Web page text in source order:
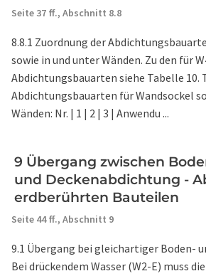
Seite 37 ff., Abschnitt 8.8
8.8.1 Zuordnung der
sowie in und unter Wänden. Zu den für
Abdichtungsbauarten siehe Tabelle 10.
Abdichtungsbauarten für Wandsockel
Wänden: Nr. | 1 | 2 | 3 | Anwendu ...
9 Übergang zwischen
und Deckenabdichtung -
erdberührten Bauteilen
Seite 44 ff., Abschnitt 9
9.1 Übergang bei gleichartiger Boden-
Bei drückendem Wasser (W2-E) muss